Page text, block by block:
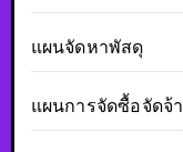
แผนจัดหาพัสดุ
แผนการจัดซื้อจัดจ้